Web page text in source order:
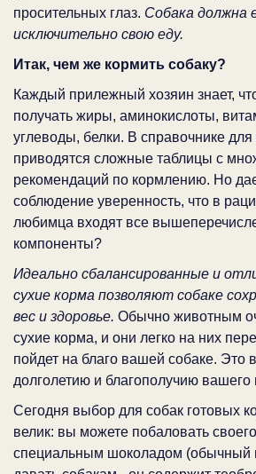
просительных глаз. Собака должна
исключительно свою еду.
Итак, чем же кормить собаку?
Каждый прилежный хозяин знает,
получать жиры, аминокислоты,
углеводы, белки. В справочнике для
приводятся сложные таблицы с
рекомендаций по кормлению. Но
соблюдение уверенность, что в
любимца входят все
компоненты?
Идеально сбалансированные и
сухие корма позволяют собаке
вес и здоровье. Обычно животным
сухие корма, и они легко на них
пойдет на благо вашей собаке. Это
долголетию и благополучию вашего
Сегодня выбор для собак готовых
велик: вы можете побаловать
специальным шоколадом (обычный